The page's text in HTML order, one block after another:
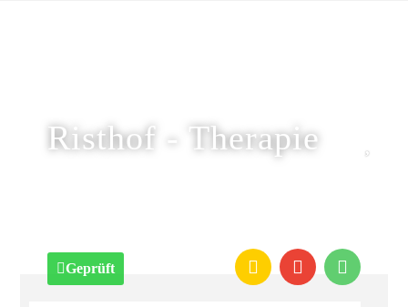
Risthof - Therapie
Geprüft